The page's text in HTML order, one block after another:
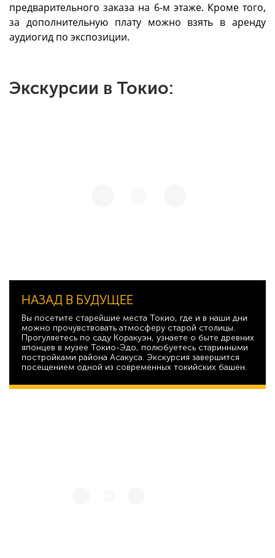
предварительного заказа на 6-м этаже. Кроме того,
за дополнительную плату можно взять в аренду
аудиогид по экспозиции.
Экскурсии в Токио:
НАЗАД В БУДУЩЕЕ
Вы посетите старейшие места Токио, где и в наши дни
можно прочувствовать атмосферу старой столицы.
Прогуляетесь по саду Коракуэн, узнаете о быте древних
японцев в музее Токио-Эдо, полюбуетесь старинными
постройками района Асакуса. Экскурсия завершится
посещением одной из современных токийских башен.